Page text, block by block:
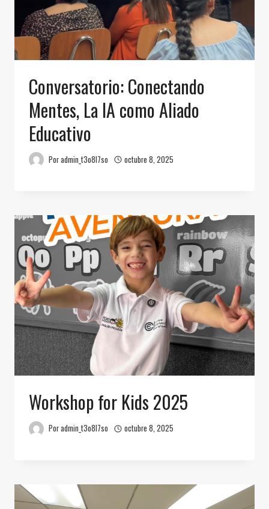
Conversatorio: Conectando
Mentes, La IA como Aliado
Educativo
Poradmin_t3o8l7so octubre 8, 2025
Workshop for Kids 2025
Poradmin_t3o8l7so octubre 8, 2025